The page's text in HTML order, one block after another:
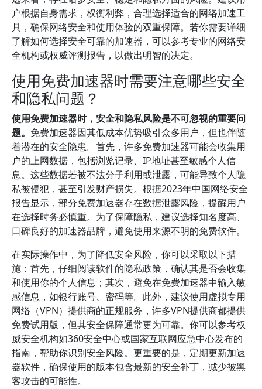
户根据自身需求，权衡利弊，合理选择适合的网络加速工
具，确保网络安全和使用体验的双重保障。若你需要详细
了解如何选择安全可靠的加速器，可以参考专业的网络安
全机构或权威评测报告，以做出明智的决定。
使用免费加速器时需要注意哪些安全
和隐私问题？
使用免费加速器时，安全和隐私风险是不可忽视的重要问
题。 免费加速器因其低成本优势吸引众多用户，但也伴随
着潜在的安全隐患。首先，许多免费加速器可能会收集用
户的上网数据，包括浏览记录、IP地址甚至敏感个人信
息。这些数据若被不法分子利用或泄露，可能导致个人隐
私被侵犯，甚至引发财产损失。根据2023年中国网络安全
报告显示，部分免费加速器存在数据泄露风险，提醒用户
在选择时务必慎重。为了保障隐私，建议选择知名度高、
口碑良好的加速器品牌，避免使用来源不明的免费软件。
在实际操作中，为了降低安全风险，你可以采取以下措
施：首先，仔细阅读软件的隐私政策，确认其是否会收集
和使用你的个人信息；其次，避免在免费加速器中输入敏
感信息，如银行账号、密码等。此外，建议使用虚拟专用
网络（VPN）提供商的正规服务，许多VPN提供商都提供
免费试用版，但其安全保障通常更为可靠。你可以参考权
威安全机构如360安全中心或国家互联网应急中心发布的
指南，帮助你识别安全风险。更重要的是，定期更新加速
器软件，确保使用的版本包含最新的安全补丁，减少被黑
客攻击的可能性。